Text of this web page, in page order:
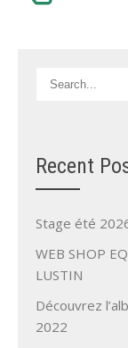
Recent
Stage été
WEB SHOP
LUSTIN
Découvrez
2022